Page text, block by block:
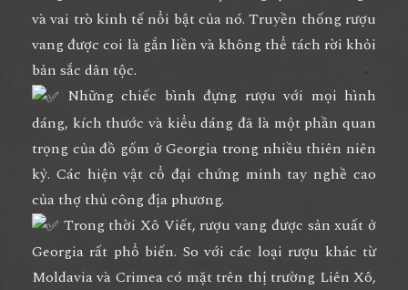
và vai trò kinh tế nổi bật của nó. Truyền thống rượu
vang được coi là gắn liền và không thể tách rời khỏi
bản sắc dân tộc.
Những chiếc bình đựng rượu với mọi hình
dáng, kích thước và kiểu dáng đã là một phần quan
trọng của đồ gốm ở Georgia trong nhiều thiên niên
kỷ. Các hiện vật cổ đại chứng minh tay nghề cao
của thợ thủ công địa phương.
Trong thời Xô Viết, rượu vang được sản xuất ở
Georgia rất phổ biến. So với các loại rượu khác từ
Moldavia và Crimea có mặt trên thị trường Liên Xô,